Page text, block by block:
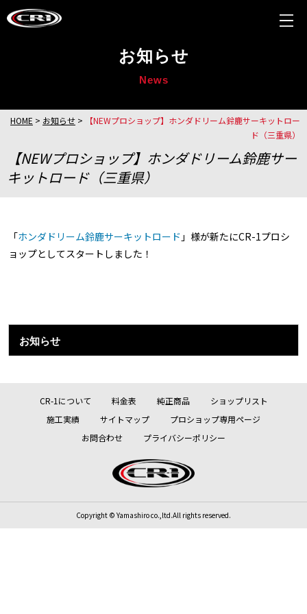
お知らせ
News
HOME > お知らせ >
【NEWプロショップ】ホンダドリーム鈴鹿サーキットロー
ド（三重県）
【NEWプロショップ】ホンダドリーム鈴鹿サー
キットロード（三重県）
「ホンダドリーム鈴鹿サーキットロード 」様が新たにCR-1プロシ
ョップとしてスタートしました！
お知らせ
CR-1について 料金表 純正商品
ショップリスト
施工実績
サイトマップ
プロショップ専用ページ
お問合わせ
プライバシーポリシー
Copyright © Yamashiro co.,ltd.All rights reserved.